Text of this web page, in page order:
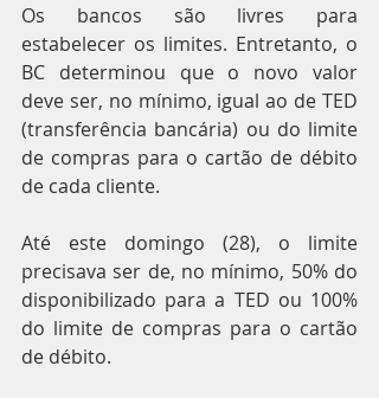
Os bancos são livres para
estabelecer os limites. Entretanto, o
BC determinou que o novo valor
deve ser, no mínimo, igual ao de TED
(transferência bancária) ou do limite
de compras para o cartão de débito
de cada cliente.
Até este domingo (28), o limite
precisava ser de, no mínimo, 50% do
disponibilizado para a TED ou 100%
do limite de compras para o cartão
de débito.